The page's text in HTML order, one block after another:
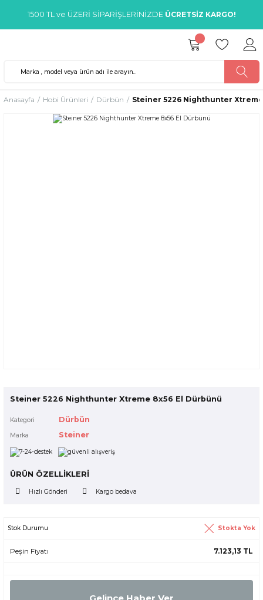
1500 TL ve ÜZERİ SİPARİŞLERİNİZDE ÜCRETSİZ KARGO!
Anasayfa Hobi Ürünleri Dürbün Steiner 5226 Nighthunter
Steiner 5226 Nighthunter Xtreme 8x56 El Dürbünü
Kategori Dürbün
Marka Steiner
ÜRÜN ÖZELLİKLERİ
Hızlı Gönderi Kargo bedava
Stok Durumu Stokta Yok
Peşin Fiyatı 7.123,13 TL